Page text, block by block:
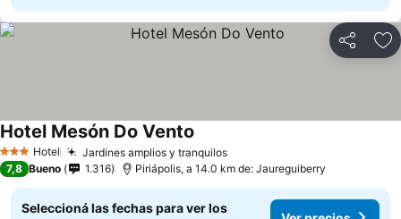
Compartir
3 Estrellas
Hotel Jardines amplios y tranquilos
Hotel Mesón Do Vento
7,8 Bueno 1.316 Piriápolis, a 14.0 km de: Jaureguiberry
Seleccioná las fechas para ver los